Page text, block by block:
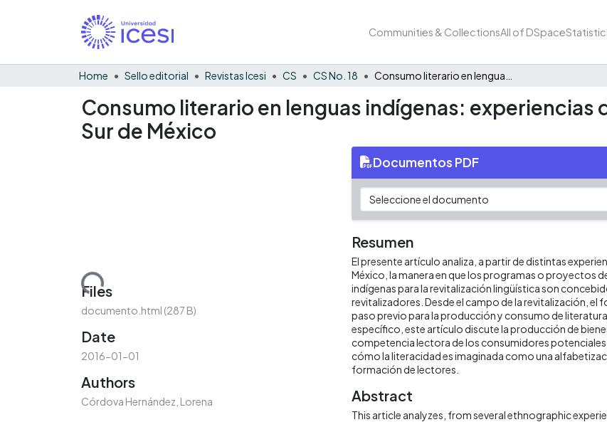
Communities & CollectionsAll of DSpace
Home Sello editorial Revistas Icesi CS CS No. 18
Consumo literario en lenguas indígenas: experiencias
Sur de México
Loading...
Files
documento.html (287 B)
Date
2016-01-01
Authors
Córdova Hernández, Lorena
Documentos PDF
Resumen
El presente artículo analiza, a partir de distintas
México, la manera en que los programas o proyectos
indígenas para la revitalización lingüística son
revitalizadores. Desde el campo de la revitalización, el
paso previo para la producción y consumo de literatura
específico, este artículo discute la producción de
competencia lectora de los consumidores
cómo la literacidad es imaginada como una
formación de lectores.
Abstract
This article analyzes, from several ethnographic